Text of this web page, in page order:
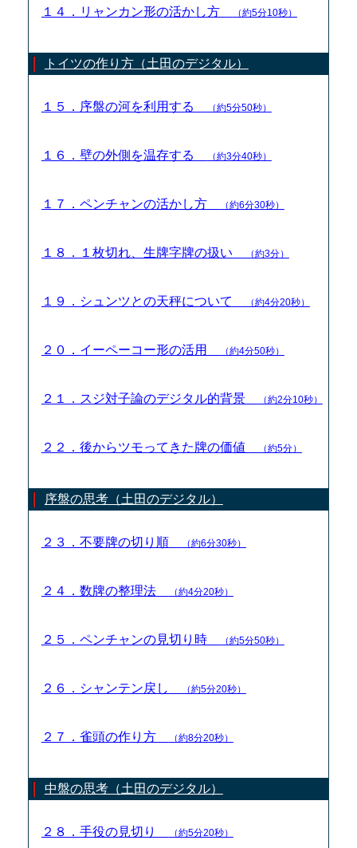
１４．リャンカン形の活かし方 （約5分10秒）
トイツの作り方（土田のデジタル）
１５．序盤の河を利用する （約5分50秒）
１６．壁の外側を温存する （約3分40秒）
１７．ペンチャンの活かし方 （約6分30秒）
１８．１枚切れ、生牌字牌の扱い （約3分）
１９．シュンツとの天秤について （約4分20秒）
２０．イーペーコー形の活用 （約4分50秒）
２１．スジ対子論のデジタル的背景 （約2分10秒）
２２．後からツモってきた牌の価値 （約5分）
序盤の思考（土田のデジタル）
２３．不要牌の切り順 （約6分30秒）
２４．数牌の整理法 （約4分20秒）
２５．ペンチャンの見切り時 （約5分50秒）
２６．シャンテン戻し （約5分20秒）
２７．雀頭の作り方 （約8分20秒）
中盤の思考（土田のデジタル）
２８．手役の見切り （約5分20秒）